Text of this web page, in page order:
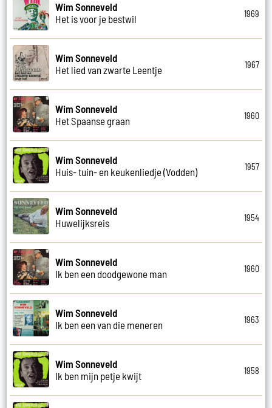
Wim Sonneveld
Het is voor je bestwil
1969
Wim Sonneveld
Het lied van zwarte Leentje
1967
Wim Sonneveld
Het Spaanse graan
1960
Wim Sonneveld
Huis- tuin- en keukenliedje (Vodden)
1957
Wim Sonneveld
Huwelijksreis
1954
Wim Sonneveld
Ik ben een doodgewone man
1960
Wim Sonneveld
Ik ben een van die meneren
1963
Wim Sonneveld
Ik ben mijn petje kwijt
1958